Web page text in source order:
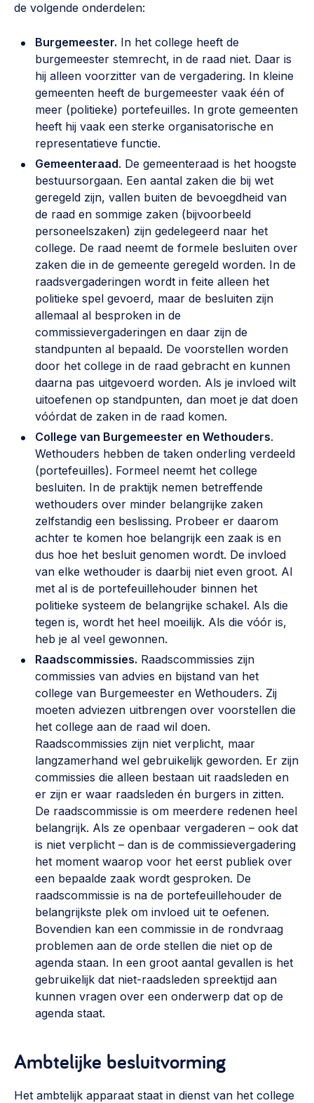
de volgende onderdelen:
Burgemeester. In het college heeft de
burgemeester stemrecht, in de raad niet. Daar is
hij alleen voorzitter van de vergadering. In kleine
gemeenten heeft de burgemeester vaak één of
meer (politieke) portefeuilles. In grote gemeenten
heeft hij vaak een sterke organisatorische en
representatieve functie.
Gemeenteraad. De gemeenteraad is het hoogste
bestuursorgaan. Een aantal zaken die bij wet
geregeld zijn, vallen buiten de bevoegdheid van
de raad en sommige zaken (bijvoorbeeld
personeelszaken) zijn gedelegeerd naar het
college. De raad neemt de formele besluiten over
zaken die in de gemeente geregeld worden. In de
raadsvergaderingen wordt in feite alleen het
politieke spel gevoerd, maar de besluiten zijn
allemaal al besproken in de
commissievergaderingen en daar zijn de
standpunten al bepaald. De voorstellen worden
door het college in de raad gebracht en kunnen
daarna pas uitgevoerd worden. Als je invloed wilt
uitoefenen op standpunten, dan moet je dat doen
vóórdat de zaken in de raad komen.
College van Burgemeester en Wethouders.
Wethouders hebben de taken onderling verdeeld
(portefeuilles). Formeel neemt het college
besluiten. In de praktijk nemen betreffende
wethouders over minder belangrijke zaken
zelfstandig een beslissing. Probeer er daarom
achter te komen hoe belangrijk een zaak is en
dus hoe het besluit genomen wordt. De invloed
van elke wethouder is daarbij niet even groot. Al
met al is de portefeuillehouder binnen het
politieke systeem de belangrijke schakel. Als die
tegen is, wordt het heel moeilijk. Als die vóór is,
heb je al veel gewonnen.
Raadscommissies. Raadscommissies zijn
commissies van advies en bijstand van het
college van Burgemeester en Wethouders. Zij
moeten adviezen uitbrengen over voorstellen die
het college aan de raad wil doen.
Raadscommissies zijn niet verplicht, maar
langzamerhand wel gebruikelijk geworden. Er zijn
commissies die alleen bestaan uit raadsleden en
er zijn er waar raadsleden én burgers in zitten.
De raadscommissie is om meerdere redenen heel
belangrijk. Als ze openbaar vergaderen – ook dat
is niet verplicht – dan is de commissievergadering
het moment waarop voor het eerst publiek over
een bepaalde zaak wordt gesproken. De
raadscommissie is na de portefeuillehouder de
belangrijkste plek om invloed uit te oefenen.
Bovendien kan een commissie in de rondvraag
problemen aan de orde stellen die niet op de
agenda staan. In een groot aantal gevallen is het
gebruikelijk dat niet-raadsleden spreektijd aan
kunnen vragen over een onderwerp dat op de
agenda staat.
Ambtelijke besluitvorming
Het ambtelijk apparaat staat in dienst van het college